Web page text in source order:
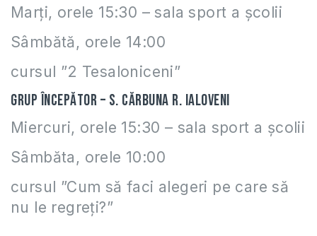
Marți, orele 15:30 – sala sport a școlii
Sâmbătă, orele 14:00
cursul ”2 Tesaloniceni”
Grup începător – s. Cărbuna r. Ialoveni
Miercuri, orele 15:30 – sala sport a școlii
Sâmbăta, orele 10:00
cursul ”Cum să faci alegeri pe care să
nu le regreți?”